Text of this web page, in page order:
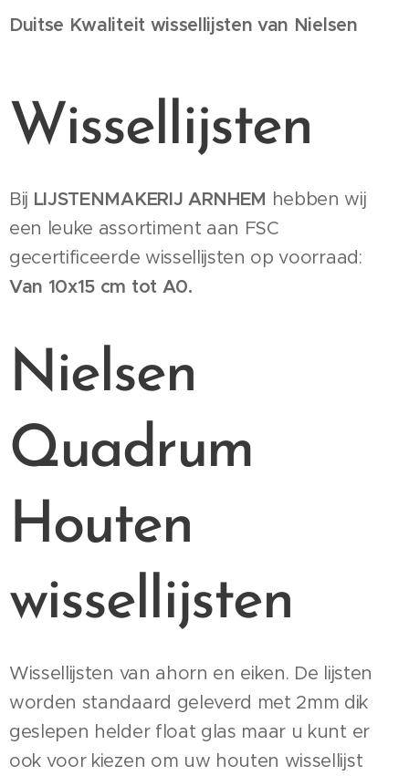
Duitse Kwaliteit wissellijsten van Nielsen
Wissellijsten
Bij LIJSTENMAKERIJ ARNHEM hebben wij
een leuke assortiment aan FSC
gecertificeerde wissellijsten op voorraad:
Van 10x15 cm tot A0.
Nielsen
Quadrum
Houten
wissellijsten
Wissellijsten van ahorn en eiken. De lijsten
worden standaard geleverd met 2mm dik
geslepen helder float glas maar u kunt er
ook voor kiezen om uw houten wissellijst